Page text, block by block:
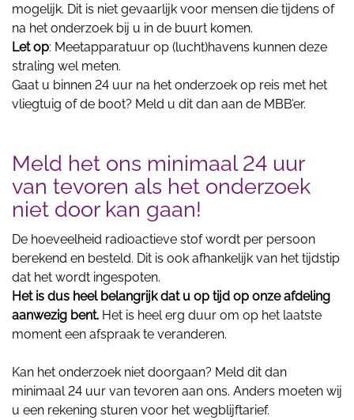
mogelijk. Dit is niet gevaarlijk voor mensen die tijdens of
na het onderzoek bij u in de buurt komen.
Let op: Meetapparatuur op (lucht)havens kunnen deze
straling wel meten.
Gaat u binnen 24 uur na het onderzoek op reis met het
vliegtuig of de boot? Meld u dit dan aan de MBB’er.
Meld het ons minimaal 24 uur
van tevoren als het onderzoek
niet door kan gaan!
De hoeveelheid radioactieve stof wordt per persoon
berekend en besteld. Dit is ook afhankelijk van het tijdstip
dat het wordt ingespoten.
Het is dus heel belangrijk dat u op tijd op onze afdeling
aanwezig bent. Het is heel erg duur om op het laatste
moment een afspraak te veranderen.
Kan het onderzoek niet doorgaan? Meld dit dan
minimaal 24 uur van tevoren aan ons. Anders moeten wij
u een rekening sturen voor het wegblijftarief.